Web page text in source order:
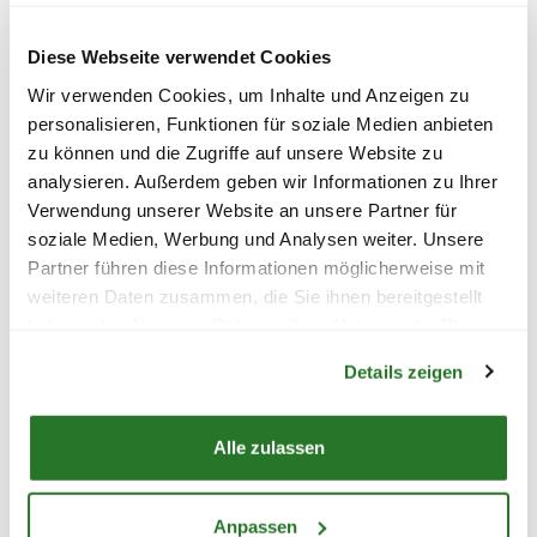
Diese Webseite verwendet Cookies
Wir verwenden Cookies, um Inhalte und Anzeigen zu
personalisieren, Funktionen für soziale Medien anbieten
zu können und die Zugriffe auf unsere Website zu
analysieren. Außerdem geben wir Informationen zu Ihrer
Verwendung unserer Website an unsere Partner für
soziale Medien, Werbung und Analysen weiter. Unsere
Partner führen diese Informationen möglicherweise mit
weiteren Daten zusammen, die Sie ihnen bereitgestellt
Details zeigen
Alle zulassen
Anpassen
sondern sie erblühen auch bereits im
Winter. Die herbstblühenden Sorten
sorgen also für Blüten, wenn andere
Pflanzen längst verblüht sind. Beliebte
Sorten sind herbstblühende Krokusse,
Sternbergia und Colchicum.
Bitte beachte das Pflanzen nicht vor
Wochenenden oder Feiertagen verschickt
werden, um lange Standzeiten zu vermeiden.
BLUMEN RISSE Beet &
Balkon-Langzeitdünger, 900 g
8,99
BLUMEN
Gemüsedünger
7,99